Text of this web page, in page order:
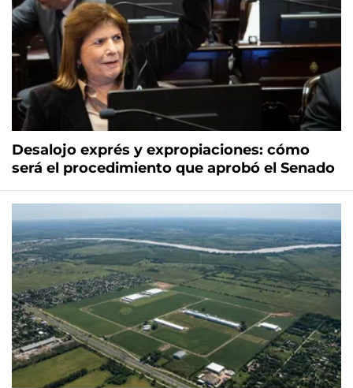
Desalojo exprés y expropiaciones: cómo
será el procedimiento que aprobó el Senado